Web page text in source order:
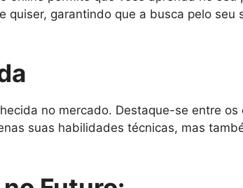
garantindo que a busca pelo
no mercado. Destaque-se entre
suas habilidades técnicas, mas